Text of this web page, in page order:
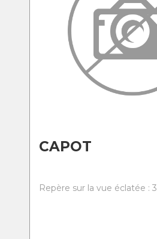
CAPOT
Repère sur la vue éclatée : 3